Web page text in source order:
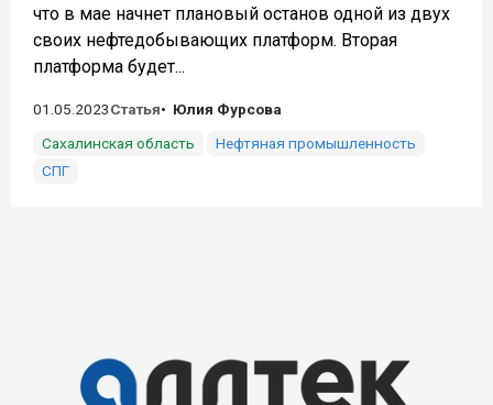
что в мае начнет плановый останов одной из двух
своих нефтедобывающих платформ. Вторая
платформа будет...
01.05.2023Статья
Юлия Фурсова
Сахалинская область
Нефтяная промышленность
СПГ